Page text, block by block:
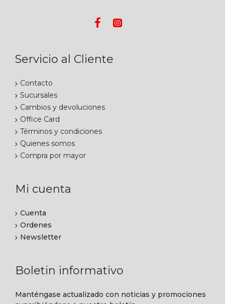
Servicio al Cliente
Contacto
Sucursales
Cambios y devoluciones
Office Card
Términos y condiciones
Quienes somos
Compra por mayor
Mi cuenta
Cuenta
Ordenes
Newsletter
Boletin informativo
Manténgase actualizado con noticias y promociones